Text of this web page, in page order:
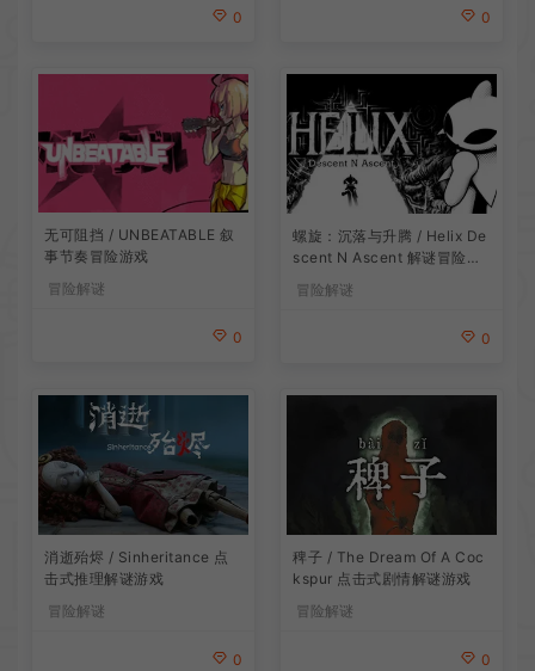
0 0
无可阻挡 / UNBEATABLE 叙
事节奏冒险游戏
冒险解谜
0
螺旋：沉落与升腾 / Helix De
scent N Ascent 解谜冒险游
冒险解谜
0
消逝殆烬 / Sinheritance 点
击式推理解谜游戏
冒险解谜
0
稗子 / The Dream Of A Coc
kspur 点击式剧情解谜游戏
冒险解谜
0